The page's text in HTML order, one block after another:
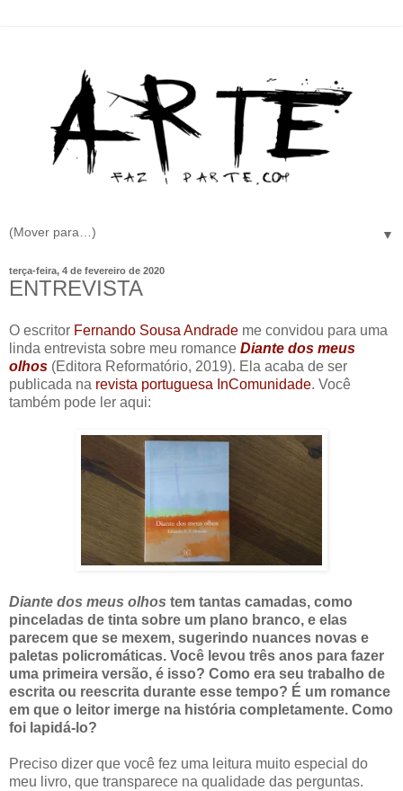
▼
terça-feira, 4 de fevereiro de 2020
ENTREVISTA
O escritor Fernando Sousa Andrade me convidou para uma
linda entrevista sobre meu romance Diante dos meus
olhos (Editora Reformatório, 2019). Ela acaba de ser
publicada na revista portuguesa InComunidade. Você
também pode ler aqui:
Diante dos meus olhos tem tantas camadas, como
pinceladas de tinta sobre um plano branco, e elas
parecem que se mexem, sugerindo nuances novas e
paletas policromáticas. Você levou três anos para fazer
uma primeira versão, é isso? Como era seu trabalho de
escrita ou reescrita durante esse tempo? É um romance
em que o leitor imerge na história completamente. Como
foi lapidá-lo?
Preciso dizer que você fez uma leitura muito especial do
meu livro, que transparece na qualidade das perguntas.